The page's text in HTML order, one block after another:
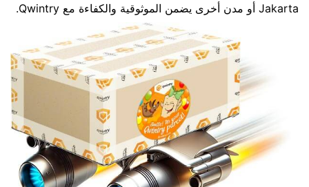
Jakarta أو مدن أخرى يضمن الموثوقية والكفاءة مع Qwintry.